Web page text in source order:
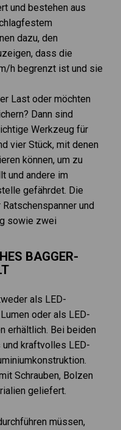
und bestehen aus
dazu, den
dass die
h begrenzt ist und sie
Last oder möchten
Dann sind
Werkzeug für
vier Stück, mit denen
können, um zu
und andere im
gefährdet. Die
und
sowie zwei
BAGGER-
als LED-
oder als LED-
erhältlich. Bei beiden
kraftvolles LED-
Schrauben, Bolzen
geliefert.
müssen,